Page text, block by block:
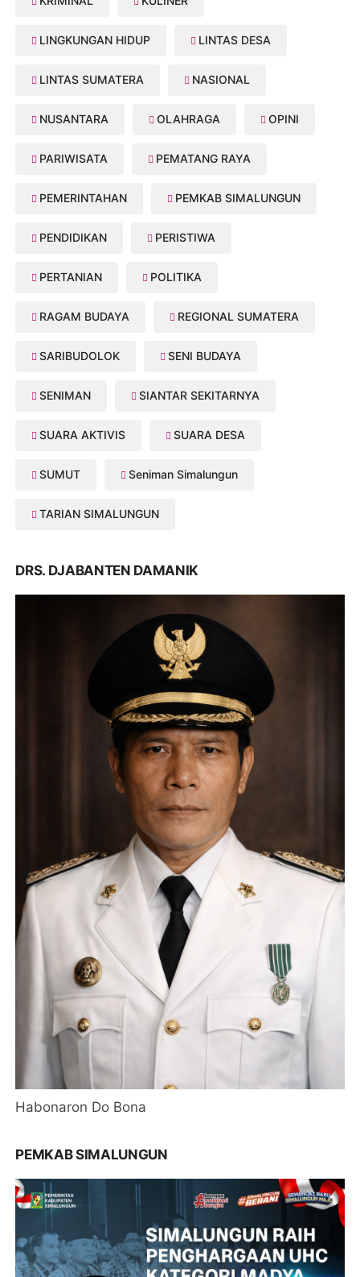
LINGKUNGAN HIDUP LINTAS DESA
LINTAS SUMATERA NASIONAL
NUSANTARA OLAHRAGA OPINI
PARIWISATA PEMATANG RAYA
PEMERINTAHAN PEMKAB SIMALUNGUN
PENDIDIKAN PERISTIWA
PERTANIAN POLITIKA
RAGAM BUDAYA REGIONAL SUMATERA
SARIBUDOLOK SENI BUDAYA
SENIMAN SIANTAR SEKITARNYA
SUARA AKTIVIS SUARA DESA
SUMUT Seniman Simalungun
TARIAN SIMALUNGUN
DRS. DJABANTEN DAMANIK
Habonaron Do Bona
PEMKAB SIMALUNGUN